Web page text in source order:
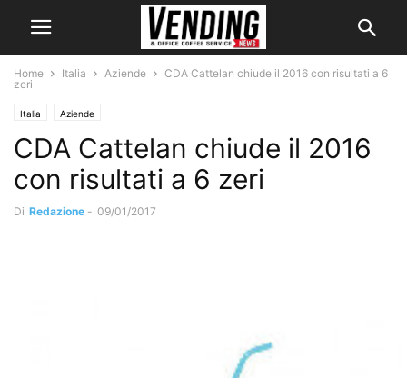
Home Italia Aziende
CDA Cattelan chiude il 2016 con risultati a 6
zeri
Italia Aziende
CDA Cattelan chiude il 2016
con risultati a 6 zeri
Di Redazione - 09/01/2017